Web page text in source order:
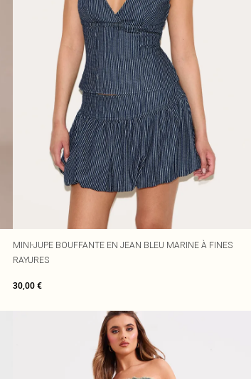
MINI-JUPE BOUFFANTE EN JEAN BLEU MARINE À FINES
RAYURES
30,00 €